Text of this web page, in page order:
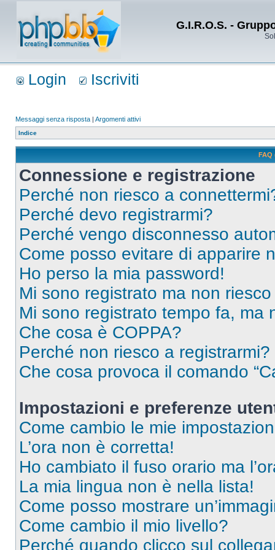
G.I.R.O.S. -
Login Iscriviti
Messaggi senza risposta | Argomenti attivi
Indice
FAQ
Connessione e registrazione
Perché non riesco a
Perché devo registrarmi?
Perché vengo disconnesso
Come posso evitare di apparire
Ho perso la mia password!
Mi sono registrato ma non
Mi sono registrato tempo fa, ma
Che cosa è COPPA?
Perché non riesco a registrarmi?
Che cosa provoca il comando
Impostazioni e preferenze
Come cambio le mie
L’ora non è corretta!
Ho cambiato il fuso orario ma
La mia lingua non è nella lista!
Come posso mostrare
Come cambio il mio livello?
Perché quando clicco sul